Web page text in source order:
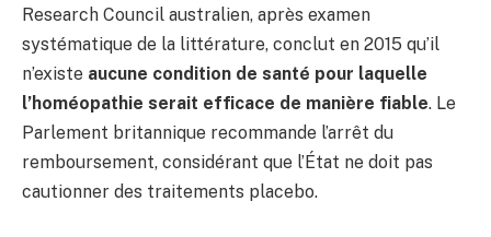
Research Council australien, après examen
systématique de la littérature, conclut en 2015 qu’il
n’existe aucune condition de santé pour laquelle
l’homéopathie serait efficace de manière fiable. Le
Parlement britannique recommande l’arrêt du
remboursement, considérant que l’État ne doit pas
cautionner des traitements placebo.